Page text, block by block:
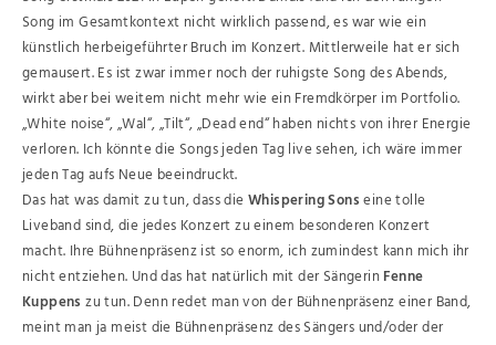
Song im Gesamtkontext nicht wirklich passend, es war wie ein
künstlich herbeigeführter Bruch im Konzert. Mittlerweile hat er sich
gemausert. Es ist zwar immer noch der ruhigste Song des Abends,
wirkt aber bei weitem nicht mehr wie ein Fremdkörper im Portfolio.
„White noise“, „Wal“, „Tilt“, „Dead end“ haben nichts von ihrer Energie
verloren. Ich könnte die Songs jeden Tag live sehen, ich wäre immer
jeden Tag aufs Neue beeindruckt.
Das hat was damit zu tun, dass dieWhispering Sonseine tolle
Liveband sind, die jedes Konzert zu einem besonderen Konzert
macht. Ihre Bühnenpräsenz ist so enorm, ich zumindest kann mich ihr
nicht entziehen. Und das hat natürlich mit der SängerinFenne
Kuppens zu tun. Denn redet man von der Bühnenpräsenz einer Band,
meint man ja meist die Bühnenpräsenz des Sängers und/oder der